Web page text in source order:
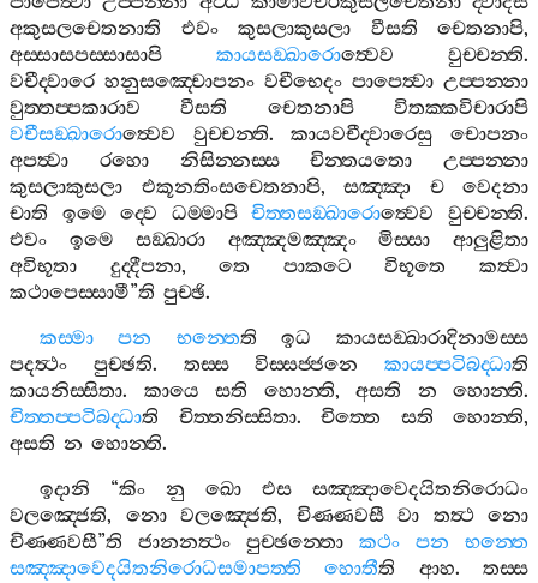
අකුසලචෙතනාති
එවං කුසලාකුසලා වීසති චෙතනාපි,
අස‍්සාසපස‍්සාසාපි
කායසඞ‍්ඛාරොත්‍වෙව වුච‍්චන‍්ති.
වචීද‍්වාරෙ හනුසඤ‍්චොපනං වචීභෙදං පාපෙත්‍වා උප‍්පන‍්නා
වුත‍්තප‍්පකාරාව
වීසති චෙතනාපි
විතක‍්කවිචාරාපි
වචීසඞ‍්ඛාරොත්‍වෙව වුච‍්චන‍්ති.කායවචීද‍්වාරෙසු
චොපනං
අපත්‍වා
රහො නිසින‍්නස‍්ස චින‍්තයතො
උප‍්පන‍්නා
කුසලාකුසලා
එකූනතිංසචෙතනාපි, සඤ‍්ඤා ච
වෙදනා
චාති
ඉමෙ ද‍්වෙ ධම‍්මාපි චිත‍්තසඞ‍්ඛාරොත්‍වෙව වුච‍්චන‍්ති.
එවං
ඉමෙ සඞ‍්ඛාරා අඤ‍්ඤමඤ‍්ඤං මිස‍්සා
ආලුළිතා
අවිභූතා
දුද‍්දීපනා,තෙ පාකටෙ විභූතෙ
කත්‍වා
කථාපෙස‍්සාමී”ති පුච‍්ඡි.
කස‍්මා
පන භන‍්තෙති ඉධ
කායසඞ‍්ඛාරාදිනාමස‍්ස
පදත්‍ථං
පුච‍්ඡති. තස‍්ස විස‍්සජ‍්ජනෙ කායප‍්පටිබද‍්ධාති
කායනිස‍්සිතා. කායෙ සති හොන‍්ති, අසති න හොන‍්ති.
චිත‍්තප‍්පටිබද‍්ධාති චිත‍්තනිස‍්සිතා. චිත‍්තෙ සති හොන‍්ති,
අසති න හොන‍්ති.
ඉදානි “කිං නු ඛො එස
සඤ‍්ඤාවෙදයිතනිරොධං
වලඤ‍්ජෙති, නො වලඤ‍්ජෙති, චිණ‍්ණවසී වා තත්‍ථ
නො
චිණ‍්ණවසී”ති ජානනත්‍ථං පුච‍්ඡන‍්තො කථං පන
භන‍්තෙ
සඤ‍්ඤාවෙදයිතනිරොධසමාපත‍්ති
හොතීති ආහ.තස‍්ස